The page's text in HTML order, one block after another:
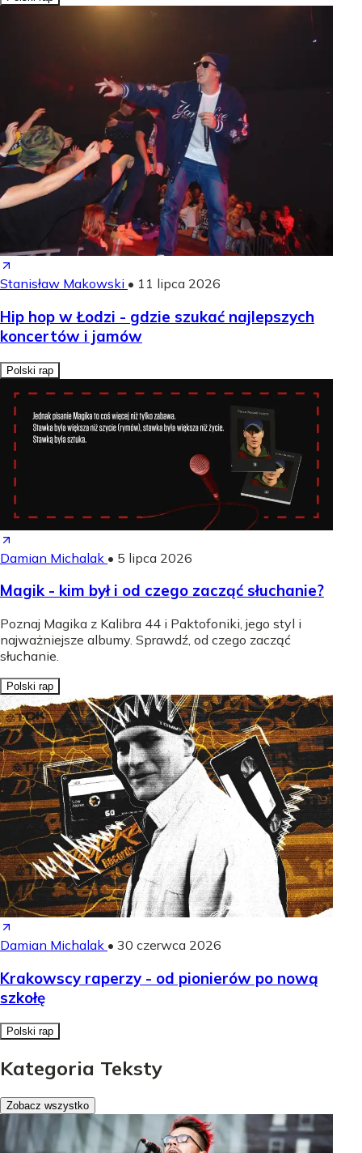
Stanisław Makowski • 11 lipca 2026
Hip hop w Łodzi - gdzie szukać najlepszych
koncertów i jamów
Polski rap
Damian Michalak • 5 lipca 2026
Magik - kim był i od czego zacząć słuchanie?
Poznaj Magika z Kalibra 44 i Paktofoniki, jego styl i
najważniejsze albumy. Sprawdź, od czego zacząć
słuchanie.
Polski rap
Damian Michalak • 30 czerwca 2026
Krakowscy raperzy - od pionierów po nową
szkołę
Polski rap
Kategoria Teksty
Zobacz wszystko